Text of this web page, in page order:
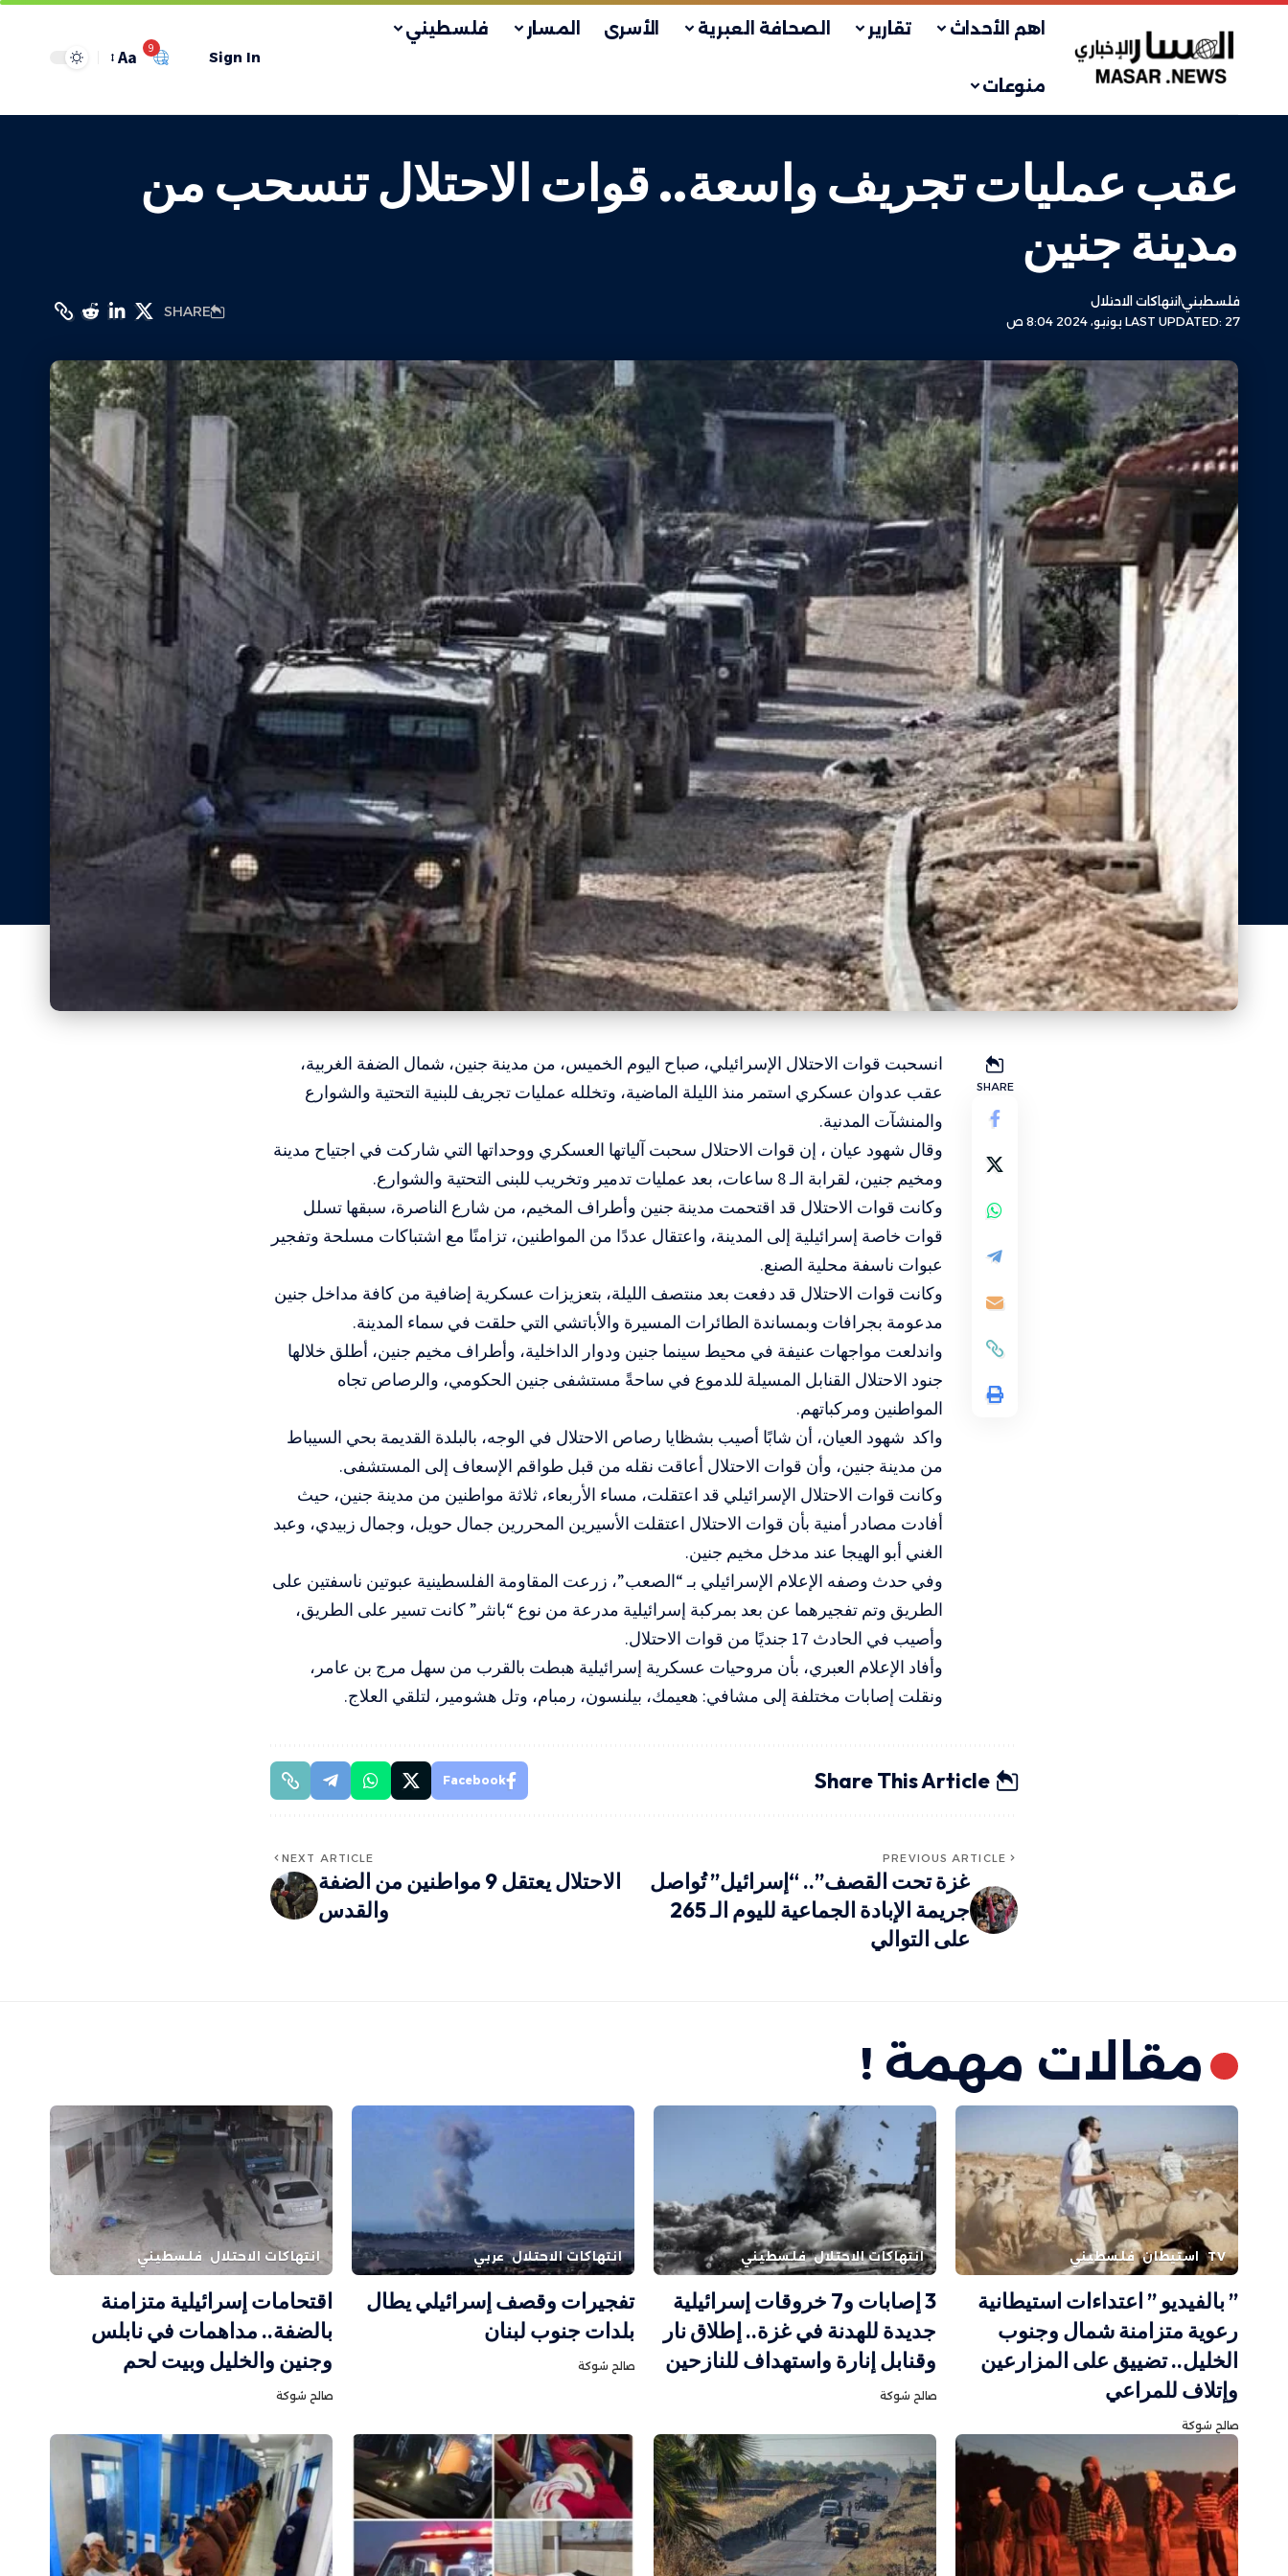
اهم الأحداث تقارير الصحافة العبرية الأسرى المسار فلسطيني
منوعات
Sign In
9
Aa
عقب عمليات تجريف واسعة.. قوات الاحتلال تنسحب من
مدينة جنين
LAST UPDATED: 27 يونيو، 2024 8:04 ص
فلسطينيانتهاكات الاحتلال
SHARE
SHARE
انسحبت قوات الاحتلال الإسرائيلي، صباح اليوم الخميس، من مدينة جنين، شمال الضفة الغربية،
عقب عدوان عسكري استمر منذ الليلة الماضية، وتخلله عمليات تجريف للبنية التحتية والشوارع
والمنشآت المدنية.
وقال شهود عيان ، إن قوات الاحتلال سحبت آلياتها العسكري ووحداتها التي شاركت في اجتياح مدينة
ومخيم جنين، لقرابة الـ 8 ساعات، بعد عمليات تدمير وتخريب للبنى التحتية والشوارع.
وكانت قوات الاحتلال قد اقتحمت مدينة جنين وأطراف المخيم، من شارع الناصرة، سبقها تسلل
قوات خاصة إسرائيلية إلى المدينة، واعتقال عددًا من المواطنين، تزامنًا مع اشتباكات مسلحة وتفجير
عبوات ناسفة محلية الصنع.
وكانت قوات الاحتلال قد دفعت بعد منتصف الليلة، بتعزيزات عسكرية إضافية من كافة مداخل جنين
مدعومة بجرافات وبمساندة الطائرات المسيرة والأباتشي التي حلقت في سماء المدينة.
واندلعت مواجهات عنيفة في محيط سينما جنين ودوار الداخلية، وأطراف مخيم جنين، أطلق خلالها
جنود الاحتلال القنابل المسيلة للدموع في ساحةً مستشفى جنين الحكومي، والرصاص تجاه
المواطنين ومركباتهم.
واكد شهود العيان، أن شابًا أصيب بشظايا رصاص الاحتلال في الوجه، بالبلدة القديمة بحي السيباط
من مدينة جنين، وأن قوات الاحتلال أعاقت نقله من قبل طواقم الإسعاف إلى المستشفى.
وكانت قوات الاحتلال الإسرائيلي قد اعتقلت، مساء الأربعاء، ثلاثة مواطنين من مدينة جنين، حيث
أفادت مصادر أمنية بأن قوات الاحتلال اعتقلت الأسيرين المحررين جمال حويل، وجمال زبيدي، وعبد
الغني أبو الهيجا عند مدخل مخيم جنين.
وفي حدث وصفه الإعلام الإسرائيلي بـ “الصعب”، زرعت المقاومة الفلسطينية عبوتين ناسفتين على
الطريق وتم تفجيرهما عن بعد بمركبة إسرائيلية مدرعة من نوع “بانثر” كانت تسير على الطريق،
وأصيب في الحادث 17 جنديًا من قوات الاحتلال.
وأفاد الإعلام العبري، بأن مروحيات عسكرية إسرائيلية هبطت بالقرب من سهل مرج بن عامر،
ونقلت إصابات مختلفة إلى مشافي: هعيمك، بيلنسون، رمبام، وتل هشومير، لتلقي العلاج.
Share This Article
Facebook
PREVIOUS ARTICLE
غزة تحت القصف”.. “إسرائيل” تُواصل
جريمة الإبادة الجماعية لليوم الـ 265
على التوالي
NEXT ARTICLE
الاحتلال يعتقل 9 مواطنين من الضفة
والقدس
مقالات مهمة !
TV استيطان فلسطيني
” بالفيديو ” اعتداءات استيطانية
رعوية متزامنة شمال وجنوب
الخليل.. تضييق على المزارعين
وإتلاف للمراعي
صالح شوكة
انتهاكات الاحتلال فلسطيني
3 إصابات و7 خروقات إسرائيلية
جديدة للهدنة في غزة.. إطلاق نار
وقنابل إنارة واستهداف للنازحين
صالح شوكة
انتهاكات الاحتلال عربي
تفجيرات وقصف إسرائيلي يطال
بلدات جنوب لبنان
صالح شوكة
انتهاكات الاحتلال فلسطيني
اقتحامات إسرائيلية متزامنة
بالضفة.. مداهمات في نابلس
وجنين والخليل وبيت لحم
صالح شوكة